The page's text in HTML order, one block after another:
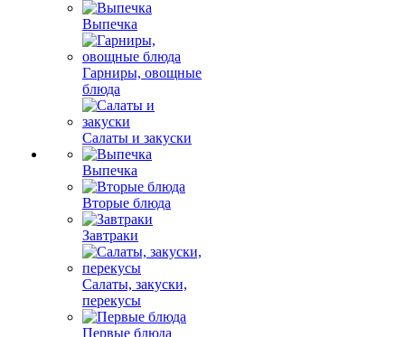
Выпечка
Гарниры, овощные
блюда
Салаты и закуски
Выпечка
Вторые блюда
Завтраки
Салаты, закуски,
перекусы
Первые блюда